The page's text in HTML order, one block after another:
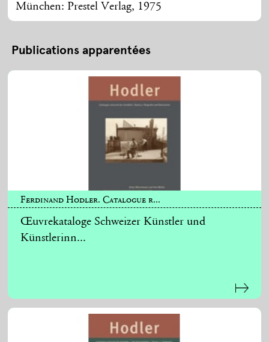
München: Prestel Verlag, 1975
Publications apparentées
Ferdinand Hodler. Catalogue r...
Œuvrekataloge Schweizer Künstler und
Künstlerinn...